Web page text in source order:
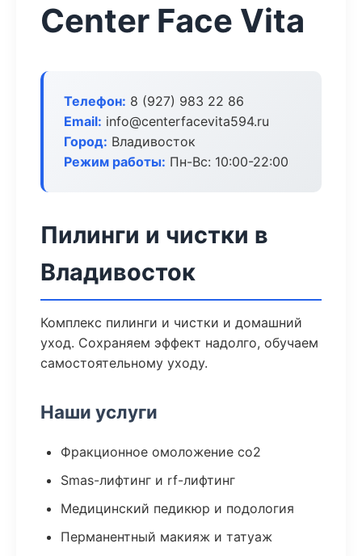
Center Face Vita
Телефон: 8 (927) 983 22 86
Email: info@centerfacevita594.ru
Город: Владивосток
Режим работы: Пн-Вс: 10:00-22:00
Пилинги и чистки в
Владивосток
Комплекс пилинги и чистки и домашний
уход. Сохраняем эффект надолго, обучаем
самостоятельному уходу.
Наши услуги
Фракционное омоложение co2
Smas-лифтинг и rf-лифтинг
Медицинский педикюр и подология
Перманентный макияж и татуаж